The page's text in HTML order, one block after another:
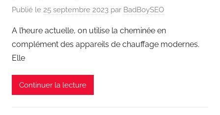
Publié le 25 septembre 2023 par BadBoySEO
A l’heure actuelle, on utilise la cheminée en
complément des appareils de chauffage modernes.
Elle
Continuer la lecture